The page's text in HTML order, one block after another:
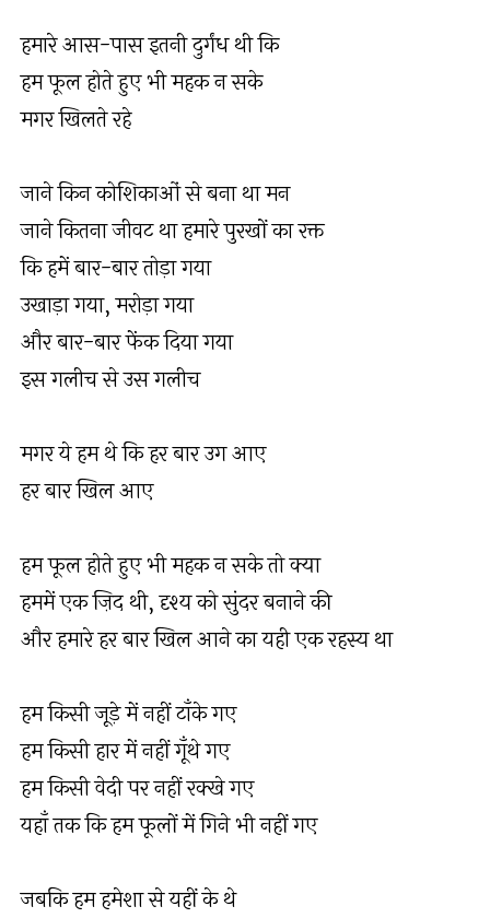
हमारे आस-पास इतनी दुर्गंध थी कि
हम फूल होते हुए भी महक न सके
मगर खिलते रहे
जाने किन कोशिकाओं से बना था मन
जाने कितना जीवट था हमारे पुरखों का रक्त
कि हमें बार-बार तोड़ा गया
उखाड़ा गया, मरोड़ा गया
और बार-बार फेंक दिया गया
इस गलीच से उस गलीच
मगर ये हम थे कि हर बार उग आए
हर बार खिल आए
हम फूल होते हुए भी महक न सके तो क्या
हममें एक ज़िद थी, दृश्य को सुंदर बनाने की
और हमारे हर बार खिल आने का यही एक रहस्य था
हम किसी जूड़े में नहीं टाँके गए
हम किसी हार में नहीं गूँथे गए
हम किसी वेदी पर नहीं रक्खे गए
यहाँ तक कि हम फूलों में गिने भी नहीं गए
जबकि हम हमेशा से यहीं के थे